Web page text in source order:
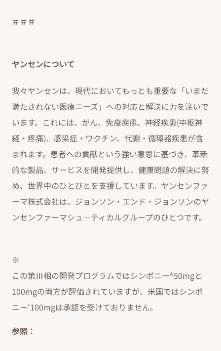
＃＃＃
ヤンセンについて
我々ヤンセンは、現代においてもっとも重要な「いまだ
満たされない医療ニーズ」への対応と解決に力を注いで
います。これには、がん、免疫疾患、神経疾患(中枢神
経・疼痛)、感染症・ワクチン、代謝・循環器疾患が含
まれます。患者への貢献という強い意思に基づき、革新
的な製品、サービスを開発提供し、健康問題の解決に努
め、世界中のひとびとを支援しています。ヤンセンファ
ーマ株式会社は、ジョンソン・エンド・ジョンソンのヤ
ンセンファーマシュ―ティカルグループのひとつです。
※
この第Ⅲ相の開発プログラムではシンポニー®50mgと
100mgの両方が評価されていますが、米国ではシンポ
ニー®100mgは承認を受けておりません。
参照：